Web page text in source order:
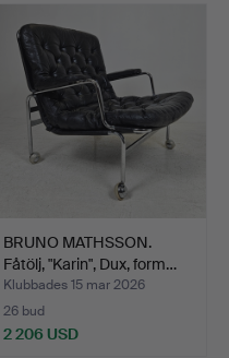
föremål
BRUNO MATHSSON.
Fåtölj, "Karin", Dux, form…
Klubbades 15 mar 2026
26 bud
2 206 USD